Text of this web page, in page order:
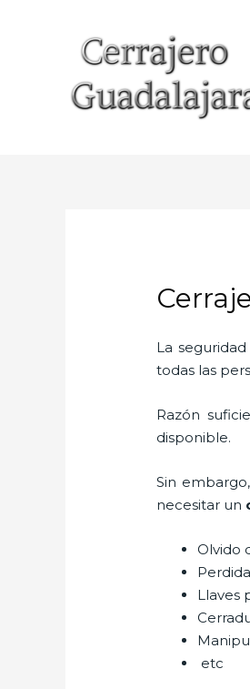
La
todas las
Razón
disponible.
Sin
necesitar un
Olvido
Llaves
etc